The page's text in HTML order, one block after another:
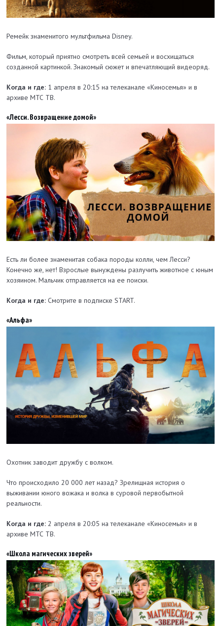
Ремейк знаменитого мультфильма Disney.
Фильм, который приятно смотреть всей семьей и восхищаться
созданной картинкой. Знакомый сюжет и впечатляющий видеоряд.
Когда и где: 1 апреля в 20:15 на телеканале «Киносемья» и в
архиве МТС ТВ.
«Лесси. Возвращение домой»
Есть ли более знаменитая собака породы колли, чем Лесси?
Конечно же, нет! Взрослые вынуждены разлучить животное с юным
хозяином. Мальчик отправляется на ее поиски.
Когда и где: Смотрите в подписке START.
«Альфа»
Охотник заводит дружбу с волком.
Что происходило 20 000 лет назад? Зрелищная история о
выживании юного вожака и волка в суровой первобытной
реальности.
Когда и где: 2 апреля в 20:05 на телеканале «Киносемья» и в
архиве МТС ТВ.
«Школа магических зверей»